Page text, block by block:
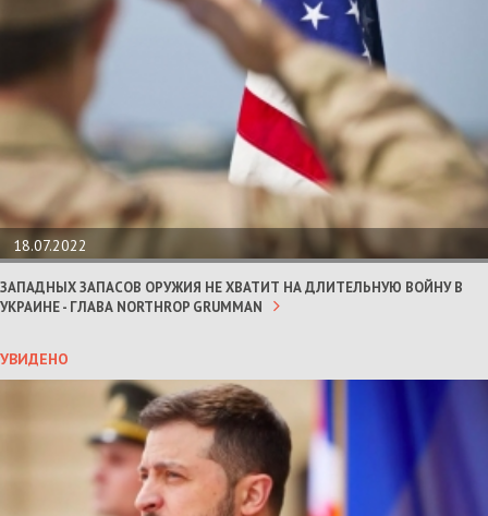
18.07.2022
ЗАПАДНЫХ ЗАПАСОВ ОРУЖИЯ НЕ ХВАТИТ НА ДЛИТЕЛЬНУЮ ВОЙНУ В
УКРАИНЕ - ГЛАВА NORTHROP GRUMMAN
УВИДЕНО